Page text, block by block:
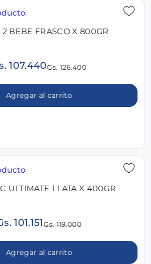
BEBE FRASCO X 800GR
107.440Gs. 126.400
Agregar al carrito
ULTIMATE 1 LATA X 400GR
101.151Gs. 119.000
Agregar al carrito